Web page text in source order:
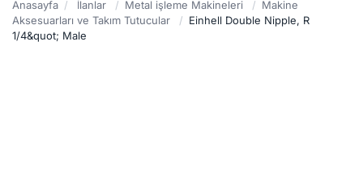
Anasayfa / İlanlar / Metal işleme Makineleri / Makine
Aksesuarları ve Takım Tutucular
/ Einhell Double Nipple, R
1/4&quot; Male